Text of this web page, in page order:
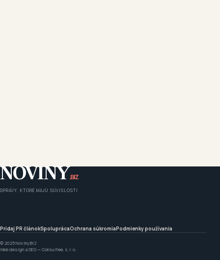
NOVINY.BIZ
SPRÁVY, KTORÉ MAJÚ SÚVISLOSTI
Pridaj PR článokSpoluprácaOchrana súkromiaPodmienky používania
© 2025 Noviny.BIZ
Web design a SEO —Consultee, s. r. o.